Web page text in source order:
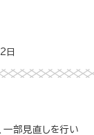
日
一部見直しを行い